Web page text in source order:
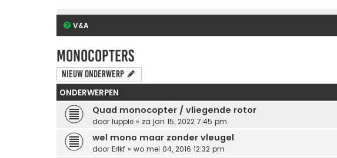
V&A
Monocopters
Nieuw onderwerp
ONDERWERPEN
Quad monocopter / vliegende rotor
door luppie » za jan 15, 2022 7:45 pm
wel mono maar zonder vleugel
door Erikf » wo mei 04, 2016 12:32 pm